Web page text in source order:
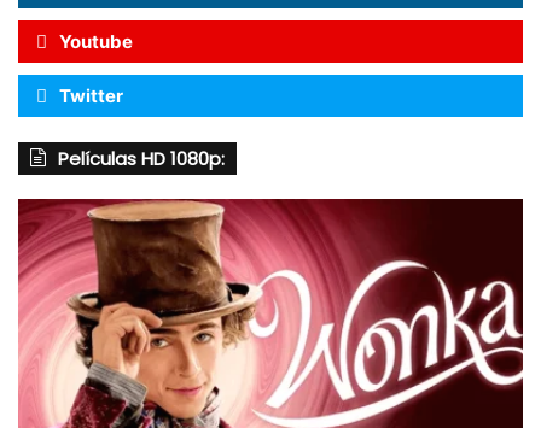
Youtube
Twitter
Películas HD 1080p: